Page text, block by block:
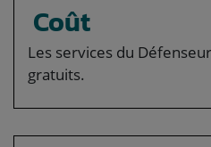
Coût
Les services du
gratuits.